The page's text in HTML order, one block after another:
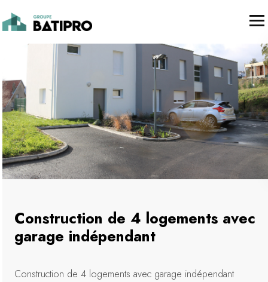
Construction de 4 logements avec
garage indépendant
Construction de 4 logements avec garage indépendant